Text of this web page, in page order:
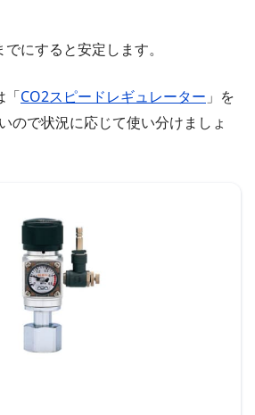
にすると安定します。
「CO2スピードレギュレーター 」を
ので状況に応じて使い分けましょ